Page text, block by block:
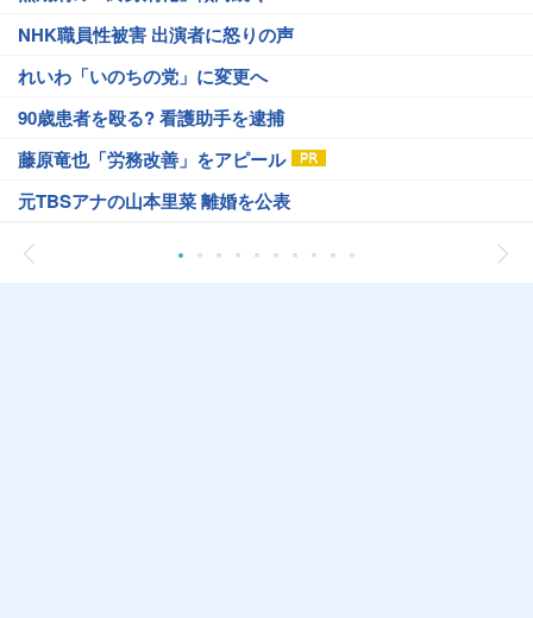
NHK職員性被害 出演者に怒りの声
れいわ「いのちの党」に変更へ
90歳患者を殴る? 看護助手を逮捕
藤原竜也「労務改善」をアピール
元TBSアナの山本里菜 離婚を公表